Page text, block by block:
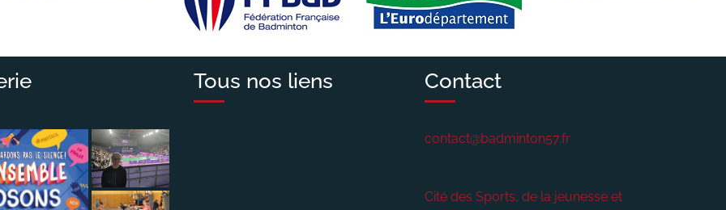
Tous nos liens Contact
contact@badminton57.fr
Cité des Sports, de la jeunesse et